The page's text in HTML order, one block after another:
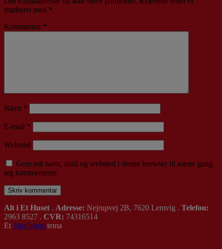
markeret med *
Kommentar *
Navn *
E-mail *
Websted
Gem mit navn, mail og websted i denne browser til næste gang
jeg kommenterer.
Alt i Et Huset . Adresse: Nejrupvej 2B, 7620 Lemvig . Telefon:
2963 8527 . CVR: 74316514
Et SiteOrigin tema